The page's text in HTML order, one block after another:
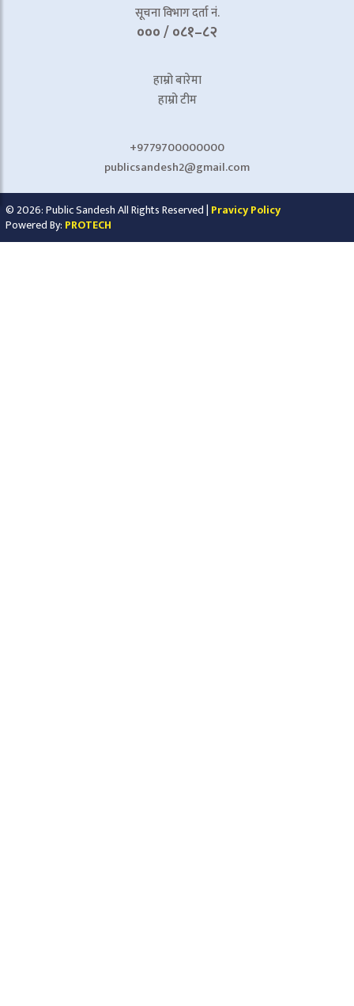
सूचना विभाग दर्ता नं.
००० / ०८१–८२
हाम्रो बारेमा
हाम्रो टीम
+9779700000000
publicsandesh2@gmail.com
© 2026: Public Sandesh All Rights Reserved | Pravicy Policy
Powered By: PROTECH